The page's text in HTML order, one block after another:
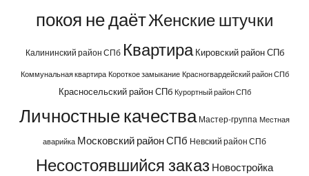
покоя не даётЖенские штучки
Калининский район СПб Квартира Кировский район СПб
Коммунальная квартира Короткое замыкание Красногвардейский район СПб
Красносельский район СПб Курортный район СПб
Личностные качества Мастер-группа Местная
аварийка Московский район СПб Невский район СПб
Несостоявшийся заказ Новостройка